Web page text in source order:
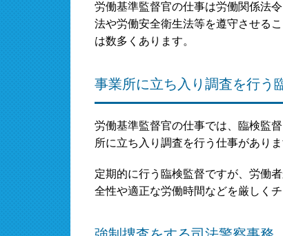
労働基準監督官の仕事は労働関係法
法や労働安全衛生法等を遵守させる
は数多くあります。
事業所に立ち入り調査を行う
労働基準監督官の仕事では、臨検監
所に立ち入り調査を行う仕事がありま
定期的に行う臨検監督ですが、労働
全性や適正な労働時間などを厳しく